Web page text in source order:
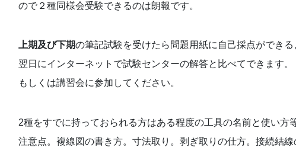
ので２種同様会受験できるのは朗報です。
上期及び下期の筆記試験を受けたら問題用紙に自己採点ができ
翌日にインターネットで試験センターの解答と比べてできます
もしくは講習会に参加してください。
2種をすでに持っておられる方はある程度の工具の名前と使い方
注意点。複線図の書き方。寸法取り。剥ぎ取りの仕方。接続結線